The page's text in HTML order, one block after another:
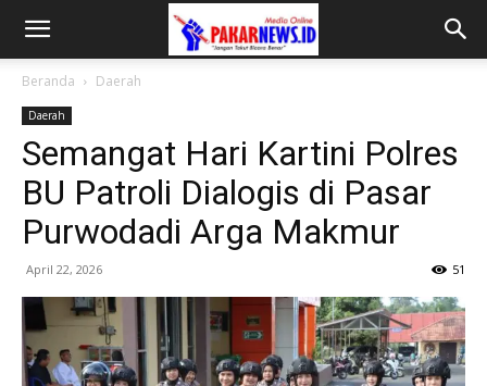
Beranda Daerah
Daerah
Semangat Hari Kartini Polres
BU Patroli Dialogis di Pasar
Purwodadi Arga Makmur
April 22, 2026 51